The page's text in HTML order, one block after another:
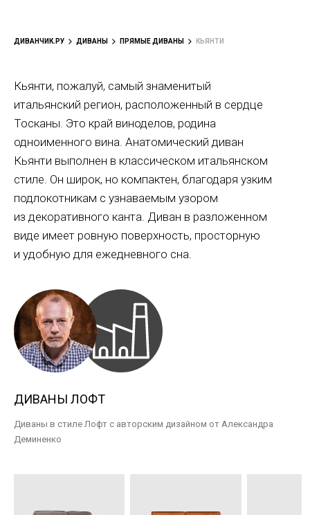
ДИВАНЧИК.РУ ДИВАНЫ ПРЯМЫЕ ДИВАНЫ КЬЯНТИ
Кьянти, пожалуй, самый знаменитый
итальянский регион, расположенный в сердце
Тосканы. Это край виноделов, родина
одноименного вина. Анатомический диван
Кьянти выполнен в классическом итальянском
стиле. Он широк, но компактен, благодаря узким
подлокотникам с узнаваемым узором
из декоративного канта. Диван в разложенном
виде имеет ровную поверхность, просторную
и удобную для ежедневного сна.
ДИВАНЫ ЛОФТ
Диваны в стиле Лофт с авторским дизайном от Александра
Деминенко